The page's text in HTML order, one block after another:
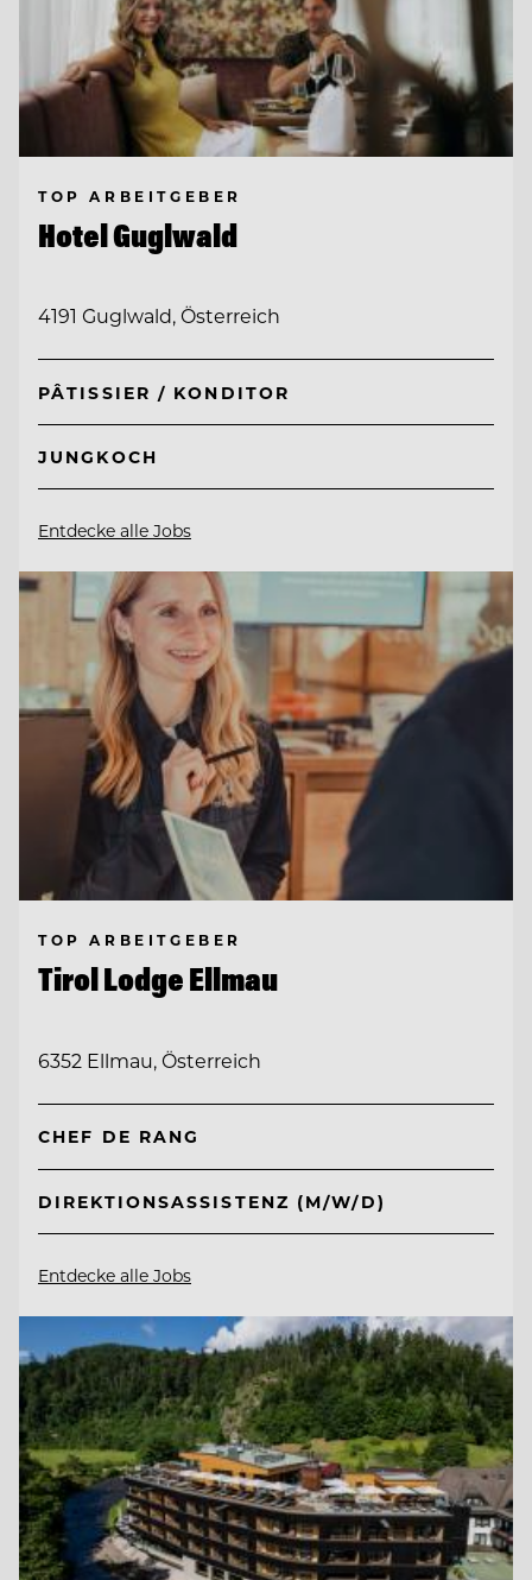
TOP ARBEITGEBER
Hotel Guglwald
4191 Guglwald, Österreich
PÂTISSIER / KONDITOR
JUNGKOCH
Entdecke alle Jobs
TOP ARBEITGEBER
Tirol Lodge Ellmau
6352 Ellmau, Österreich
CHEF DE RANG
DIREKTIONSASSISTENZ (M/W/D)
Entdecke alle Jobs